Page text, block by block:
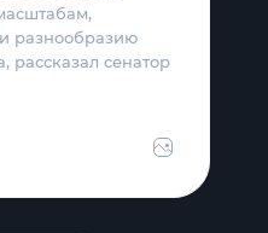
разнообразию
рассказал сенатор